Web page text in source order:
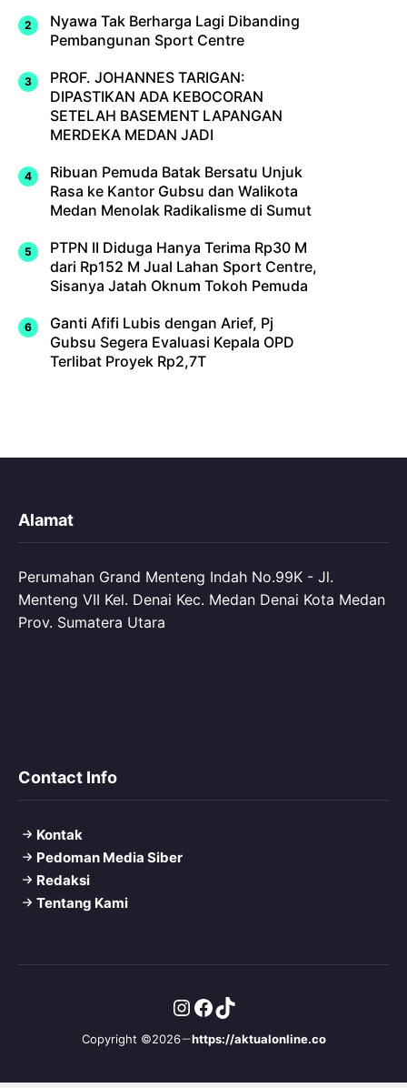
Nyawa Tak Berharga Lagi Dibanding
Pembangunan Sport Centre
PROF. JOHANNES TARIGAN:
DIPASTIKAN ADA KEBOCORAN
SETELAH BASEMENT LAPANGAN
MERDEKA MEDAN JADI
Ribuan Pemuda Batak Bersatu Unjuk
Rasa ke Kantor Gubsu dan Walikota
Medan Menolak Radikalisme di Sumut
PTPN II Diduga Hanya Terima Rp30 M
dari Rp152 M Jual Lahan Sport Centre,
Sisanya Jatah Oknum Tokoh Pemuda
Ganti Afifi Lubis dengan Arief, Pj
Gubsu Segera Evaluasi Kepala OPD
Terlibat Proyek Rp2,7T
Alamat
Perumahan Grand Menteng Indah No.99K - Jl.
Menteng VII Kel. Denai Kec. Medan Denai Kota Medan
Prov. Sumatera Utara
Contact Info
Kontak
Pedoman Media Siber
Redaksi
Tentang Kami
Copyright ©2026 https://aktualonline.co
Instagram
Facebook
TikTok